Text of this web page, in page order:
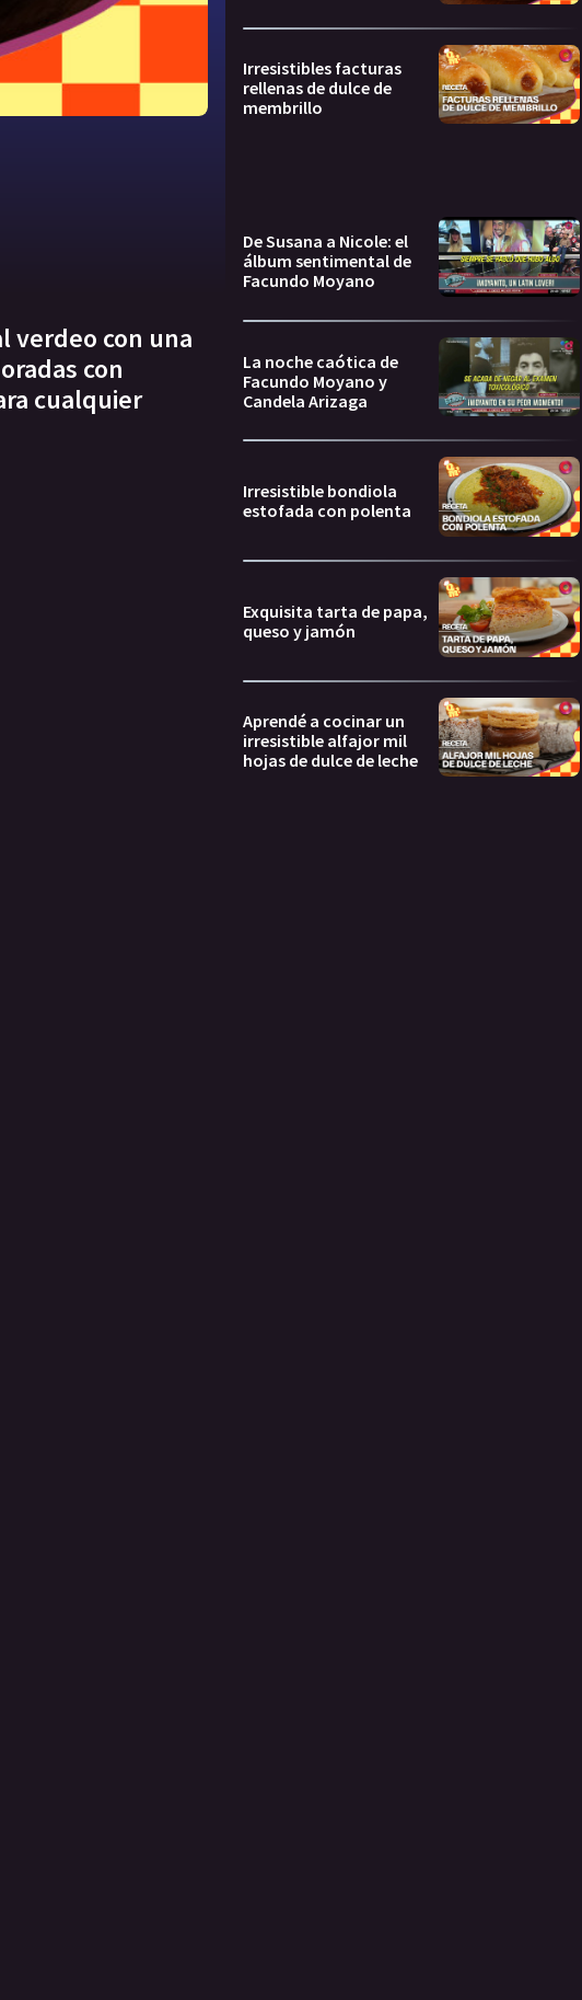
verdeo con una
con
cualquier
Irresistibles facturas
rellenas de dulce de
membrillo
De Susana a Nicole: el
álbum sentimental de
Facundo Moyano
La noche caótica de
Facundo Moyano y
Candela Arizaga
Irresistible bondiola
estofada con polenta
Exquisita tarta de papa,
queso y jamón
Aprendé a cocinar un
irresistible alfajor mil
hojas de dulce de leche